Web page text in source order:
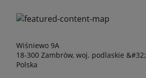
Wiśniewo 9A
18-300 Zambrów, woj. podlaskie &#32;
Polska